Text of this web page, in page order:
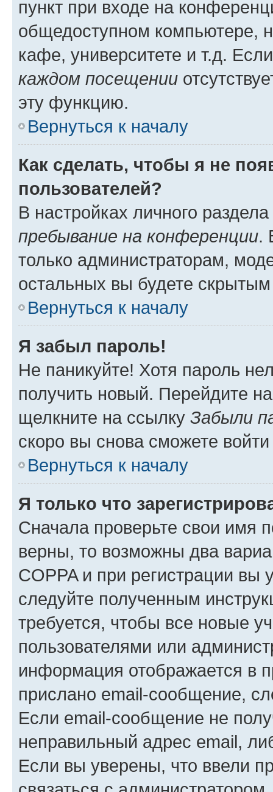
пункт при входе на
общедоступном компьютере,
кафе, университете и т.д.
каждом посещении
эту функцию.
Вернуться к началу
Как сделать, чтобы я не
пользователей?
В настройках личного
пребывание на конференции.
только администраторам,
остальных вы будете
Вернуться к началу
Я забыл пароль!
Не паникуйте! Хотя пароль
получить новый. Перейдите
щелкните на ссылку Забыли
скоро вы снова сможете
Вернуться к началу
Я только что
Сначала проверьте свои имя
верны, то возможны два
COPPA и при регистрации вы
следуйте полученным
требуется, чтобы все новые
пользователями или
информация отображается в
прислано email-сообщение,
Если email-сообщение не
неправильный адрес email,
Если вы уверены, что ввели